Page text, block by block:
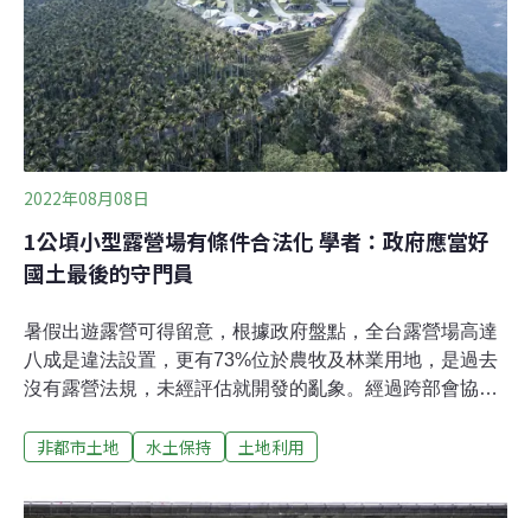
市府應核准台電計畫。全案仍可上訴。
2022年08月08日
1公頃小型露營場有條件合法化 學者：政府應當好
國土最後的守門員
暑假出遊露營可得留意，根據政府盤點，全台露營場高達
八成是違法設置，更有73%位於農牧及林業用地，是過去
沒有露營法規，未經評估就開發的亂象。經過跨部會協
牧、林業用地的小型露營場申請合法化。不過學者批評，
的露營場，且不要看露營帳篷比建築物輕巧，事實上，淋
非都市土地 水土保持 土地利用